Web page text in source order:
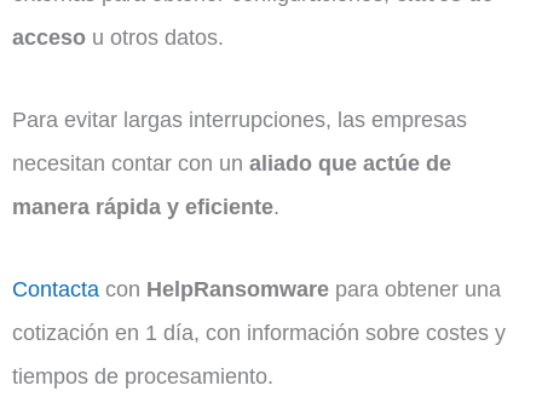
acceso u otros datos.
Para evitar largas interrupciones, las empresas
necesitan contar con un aliado que actúe de
manera rápida y eficiente.
Contacta con HelpRansomware para obtener una
cotización en 1 día, con información sobre costes y
tiempos de procesamiento.